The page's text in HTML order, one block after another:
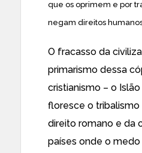
que os oprimem e por
negam direitos
O fracasso da
primarismo dessa
cristianismo – o
floresce o
direito romano e da
países onde o medo